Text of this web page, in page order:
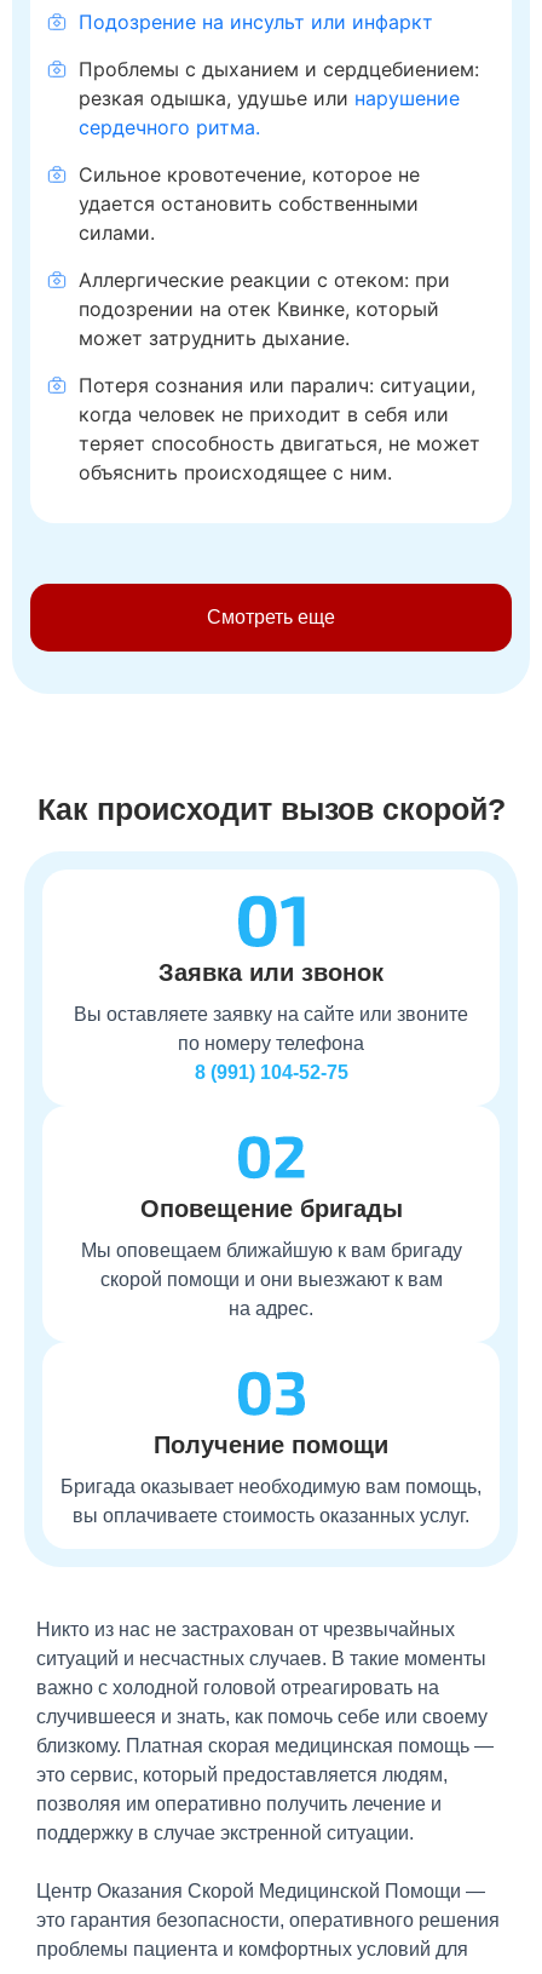
Подозрение на инсульт или инфаркт
Проблемы с дыханием и сердцебиением:
резкая одышка, удушье или нарушение
сердечного ритма.
Сильное кровотечение, которое не
удается остановить собственными
силами.
Аллергические реакции с отеком: при
подозрении на отек Квинке, который
может затруднить дыхание.
Потеря сознания или паралич: ситуации,
когда человек не приходит в себя или
теряет способность двигаться, не может
объяснить происходящее с ним.
Смотреть еще
Как происходит вызов скорой?
Заявка или звонок
Вы оставляете заявку на сайте или звоните
по номеру телефона
8 (991) 104-52-75
Оповещение бригады
Мы оповещаем ближайшую к вам бригаду
скорой помощи и они выезжают к вам
на адрес.
Получение помощи
Бригада оказывает необходимую вам помощь,
вы оплачиваете стоимость оказанных услуг.
Никто из нас не застрахован от чрезвычайных
ситуаций и несчастных случаев. В такие моменты
важно с холодной головой отреагировать на
случившееся и знать, как помочь себе или своему
близкому. Платная скорая медицинская помощь —
это сервис, который предоставляется людям,
позволяя им оперативно получить лечение и
поддержку в случае экстренной ситуации.
Центр Оказания Скорой Медицинской Помощи —
это гарантия безопасности, оперативного решения
проблемы пациента и комфортных условий для